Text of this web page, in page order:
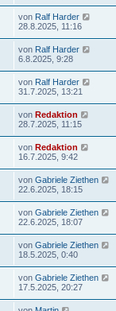
von Ralf Harder
28.8.2025, 11:16
von Ralf Harder
6.8.2025, 9:28
von Ralf Harder
31.7.2025, 13:21
von Redaktion
28.7.2025, 11:15
von Redaktion
16.7.2025, 9:42
von Gabriele Ziethen
22.6.2025, 18:15
von Gabriele Ziethen
22.6.2025, 18:07
von Gabriele Ziethen
18.5.2025, 0:40
von Gabriele Ziethen
17.5.2025, 20:27